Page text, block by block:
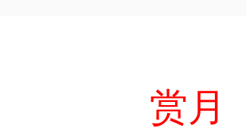
赏月